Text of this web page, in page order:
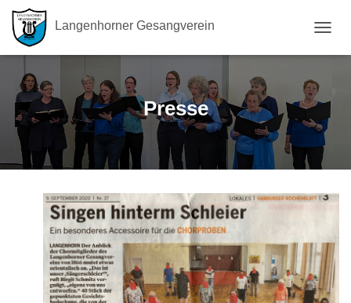
Langenhorner Gesangverein
A
G
T
I
O
M
H
A
L
T
Presse